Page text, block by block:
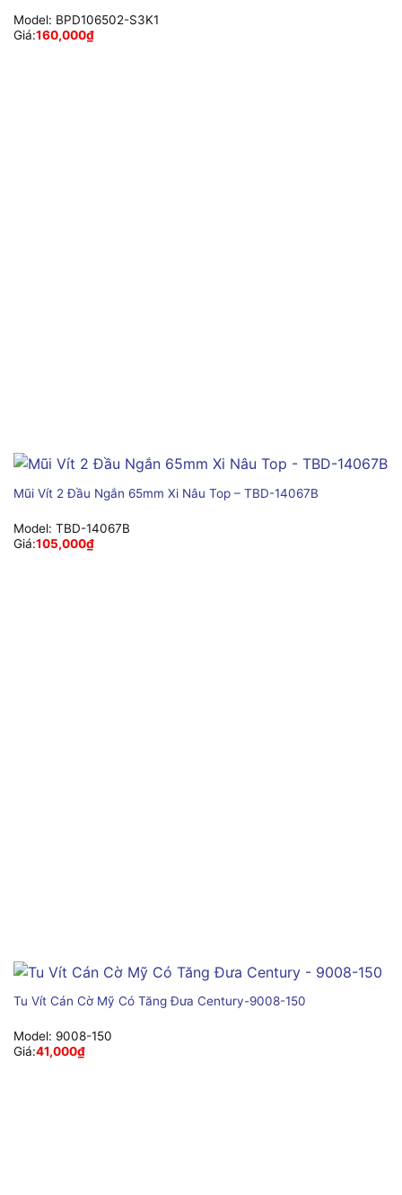
Model: BPD106502-S3K1
Giá:160,000₫
Mũi Vít 2 Đầu Ngắn 65mm Xi Nâu Top – TBD-14067B
Model: TBD-14067B
Giá:105,000₫
Tu Vít Cán Cờ Mỹ Có Tăng Đưa Century-9008-150
Model: 9008-150
Giá:41,000₫